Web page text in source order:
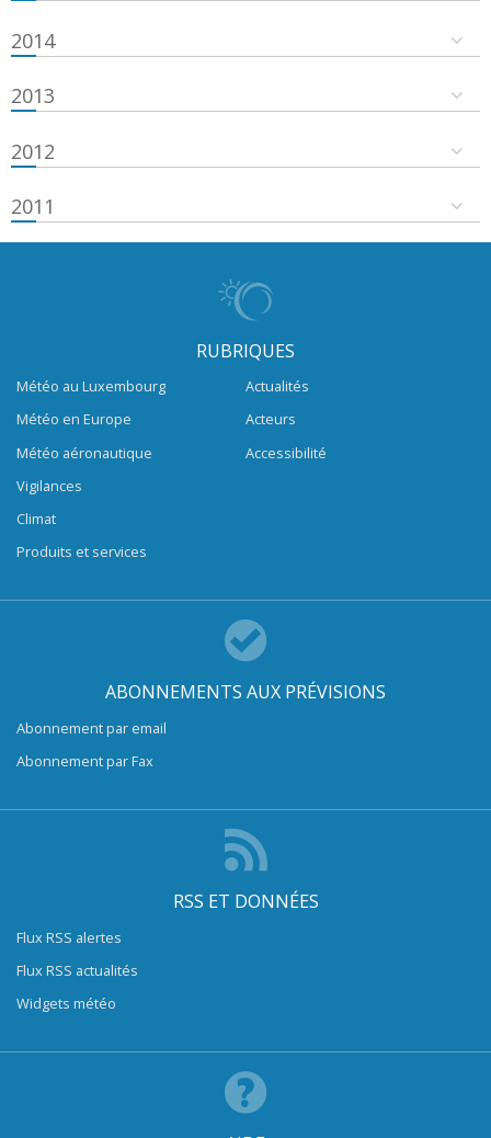
2014
2013
2012
2011
RUBRIQUES
Météo au Luxembourg
Météo en Europe
Météo aéronautique
Vigilances
Climat
Produits et services
Actualités
Acteurs
Accessibilité
ABONNEMENTS AUX PRÉVISIONS
Abonnement par email
Abonnement par Fax
RSS ET DONNÉES
Flux RSS alertes
Flux RSS actualités
Widgets météo